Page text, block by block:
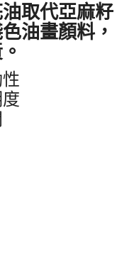
取代亞麻籽
油畫顏料，